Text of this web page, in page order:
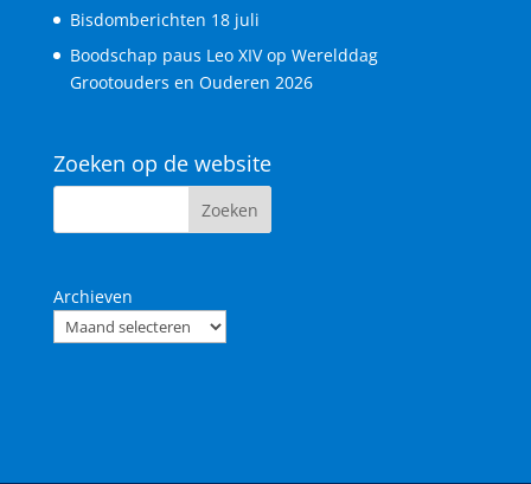
Bisdomberichten 18 juli
Boodschap paus Leo XIV op Werelddag
Grootouders en Ouderen 2026
Zoeken op de website
Archieven